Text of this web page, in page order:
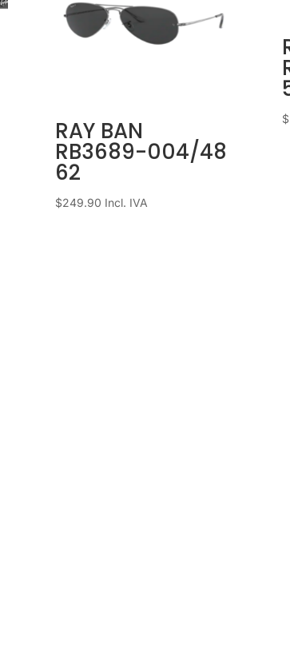
RAY BAN
RB3689-004/48
62
$249.90 Incl. IVA
$